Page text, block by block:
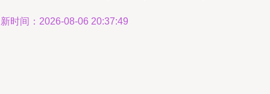
时间：2026-08-06 20:37:49